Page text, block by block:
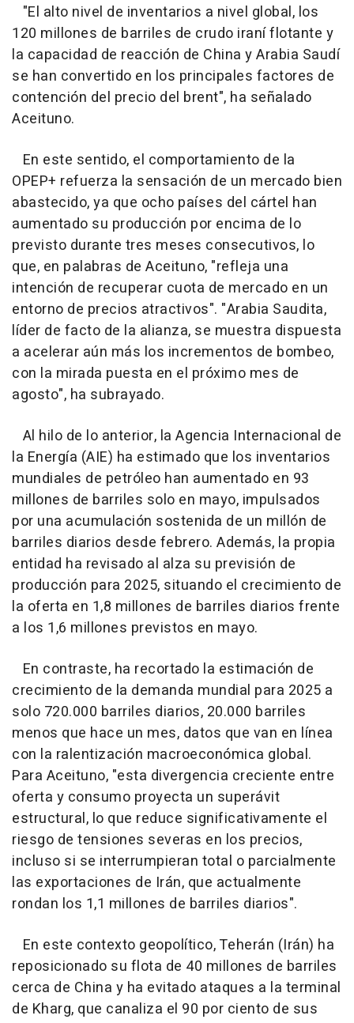
"El alto nivel de inventarios a nivel global, los
120 millones de barriles de crudo iraní flotante y
la capacidad de reacción de China y Arabia Saudí
se han convertido en los principales factores de
contención del precio del brent", ha señalado
Aceituno.
En este sentido, el comportamiento de la
OPEP+ refuerza la sensación de un mercado bien
abastecido, ya que ocho países del cártel han
aumentado su producción por encima de lo
previsto durante tres meses consecutivos, lo
que, en palabras de Aceituno, "refleja una
intención de recuperar cuota de mercado en un
entorno de precios atractivos". "Arabia Saudita,
líder de facto de la alianza, se muestra dispuesta
a acelerar aún más los incrementos de bombeo,
con la mirada puesta en el próximo mes de
agosto", ha subrayado.
Al hilo de lo anterior, la Agencia Internacional de
la Energía (AIE) ha estimado que los inventarios
mundiales de petróleo han aumentado en 93
millones de barriles solo en mayo, impulsados
por una acumulación sostenida de un millón de
barriles diarios desde febrero. Además, la propia
entidad ha revisado al alza su previsión de
producción para 2025, situando el crecimiento de
la oferta en 1,8 millones de barriles diarios frente
a los 1,6 millones previstos en mayo.
En contraste, ha recortado la estimación de
crecimiento de la demanda mundial para 2025 a
solo 720.000 barriles diarios, 20.000 barriles
menos que hace un mes, datos que van en línea
con la ralentización macroeconómica global.
Para Aceituno, "esta divergencia creciente entre
oferta y consumo proyecta un superávit
estructural, lo que reduce significativamente el
riesgo de tensiones severas en los precios,
incluso si se interrumpieran total o parcialmente
las exportaciones de Irán, que actualmente
rondan los 1,1 millones de barriles diarios".
En este contexto geopolítico, Teherán (Irán) ha
reposicionado su flota de 40 millones de barriles
cerca de China y ha evitado ataques a la terminal
de Kharg, que canaliza el 90 por ciento de sus